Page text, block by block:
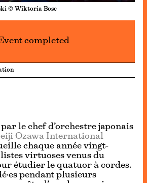
© Wiktoria Bosc
completed
le chef d’orchestre japonais
Ozawa International
chaque année vingt-
virtuoses venus du
étudier le quatuor à cordes.
pendant plusieurs